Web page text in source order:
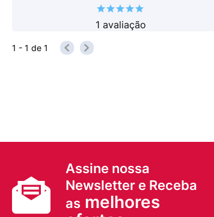
1 avaliação
1 - 1 de 1
Assine nossa
Newsletter e Receba
as melhores